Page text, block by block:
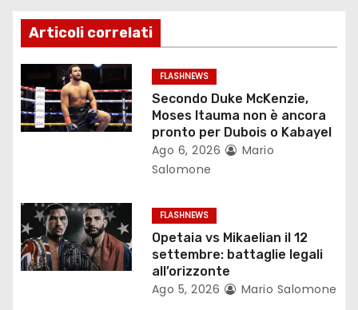
z
i
o
n
r
t
Articoli correlati
FLASHNEWS
Secondo Duke McKenzie,
Moses Itauma non è ancora
pronto per Dubois o Kabayel
Ago 6, 2026
Mario
Salomone
FLASHNEWS
Opetaia vs Mikaelian il 12
settembre: battaglie legali
all’orizzonte
Ago 5, 2026 Mario Salomone